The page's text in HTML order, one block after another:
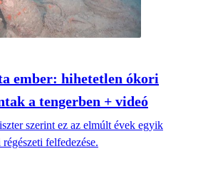
ember: hihetetlen ókori
a tengerben + videó
szerint ez az elmúlt évek egyik
felfedezése.